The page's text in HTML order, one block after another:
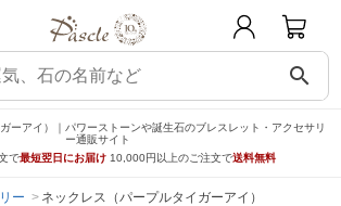
search
ーアイ）｜パワーストーンや誕生石のブレスレット・アクセサリ
ー通販サイト
で最短翌日にお届け 10,000円以上のご注文で送料無料
ー ネックレス（パープルタイガーアイ）